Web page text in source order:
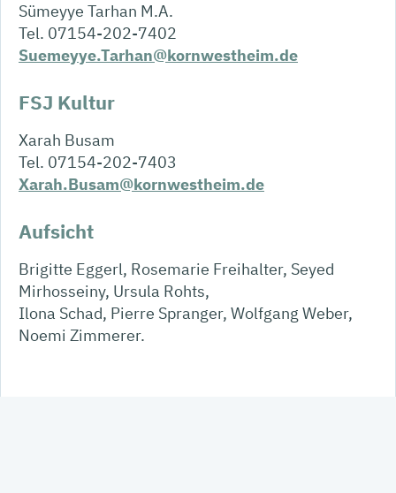
Sümeyye Tarhan M.A.
Tel. 07154-202-7402
Suemeyye.Tarhan@kornwestheim.de
FSJ Kultur
Xarah Busam
Tel. 07154-202-7403
Xarah.Busam@kornwestheim.de
Aufsicht
Brigitte Eggerl, Rosemarie Freihalter, Seyed
Mirhosseiny, Ursula Rohts,
Ilona Schad, Pierre Spranger, Wolfgang Weber,
Noemi Zimmerer.